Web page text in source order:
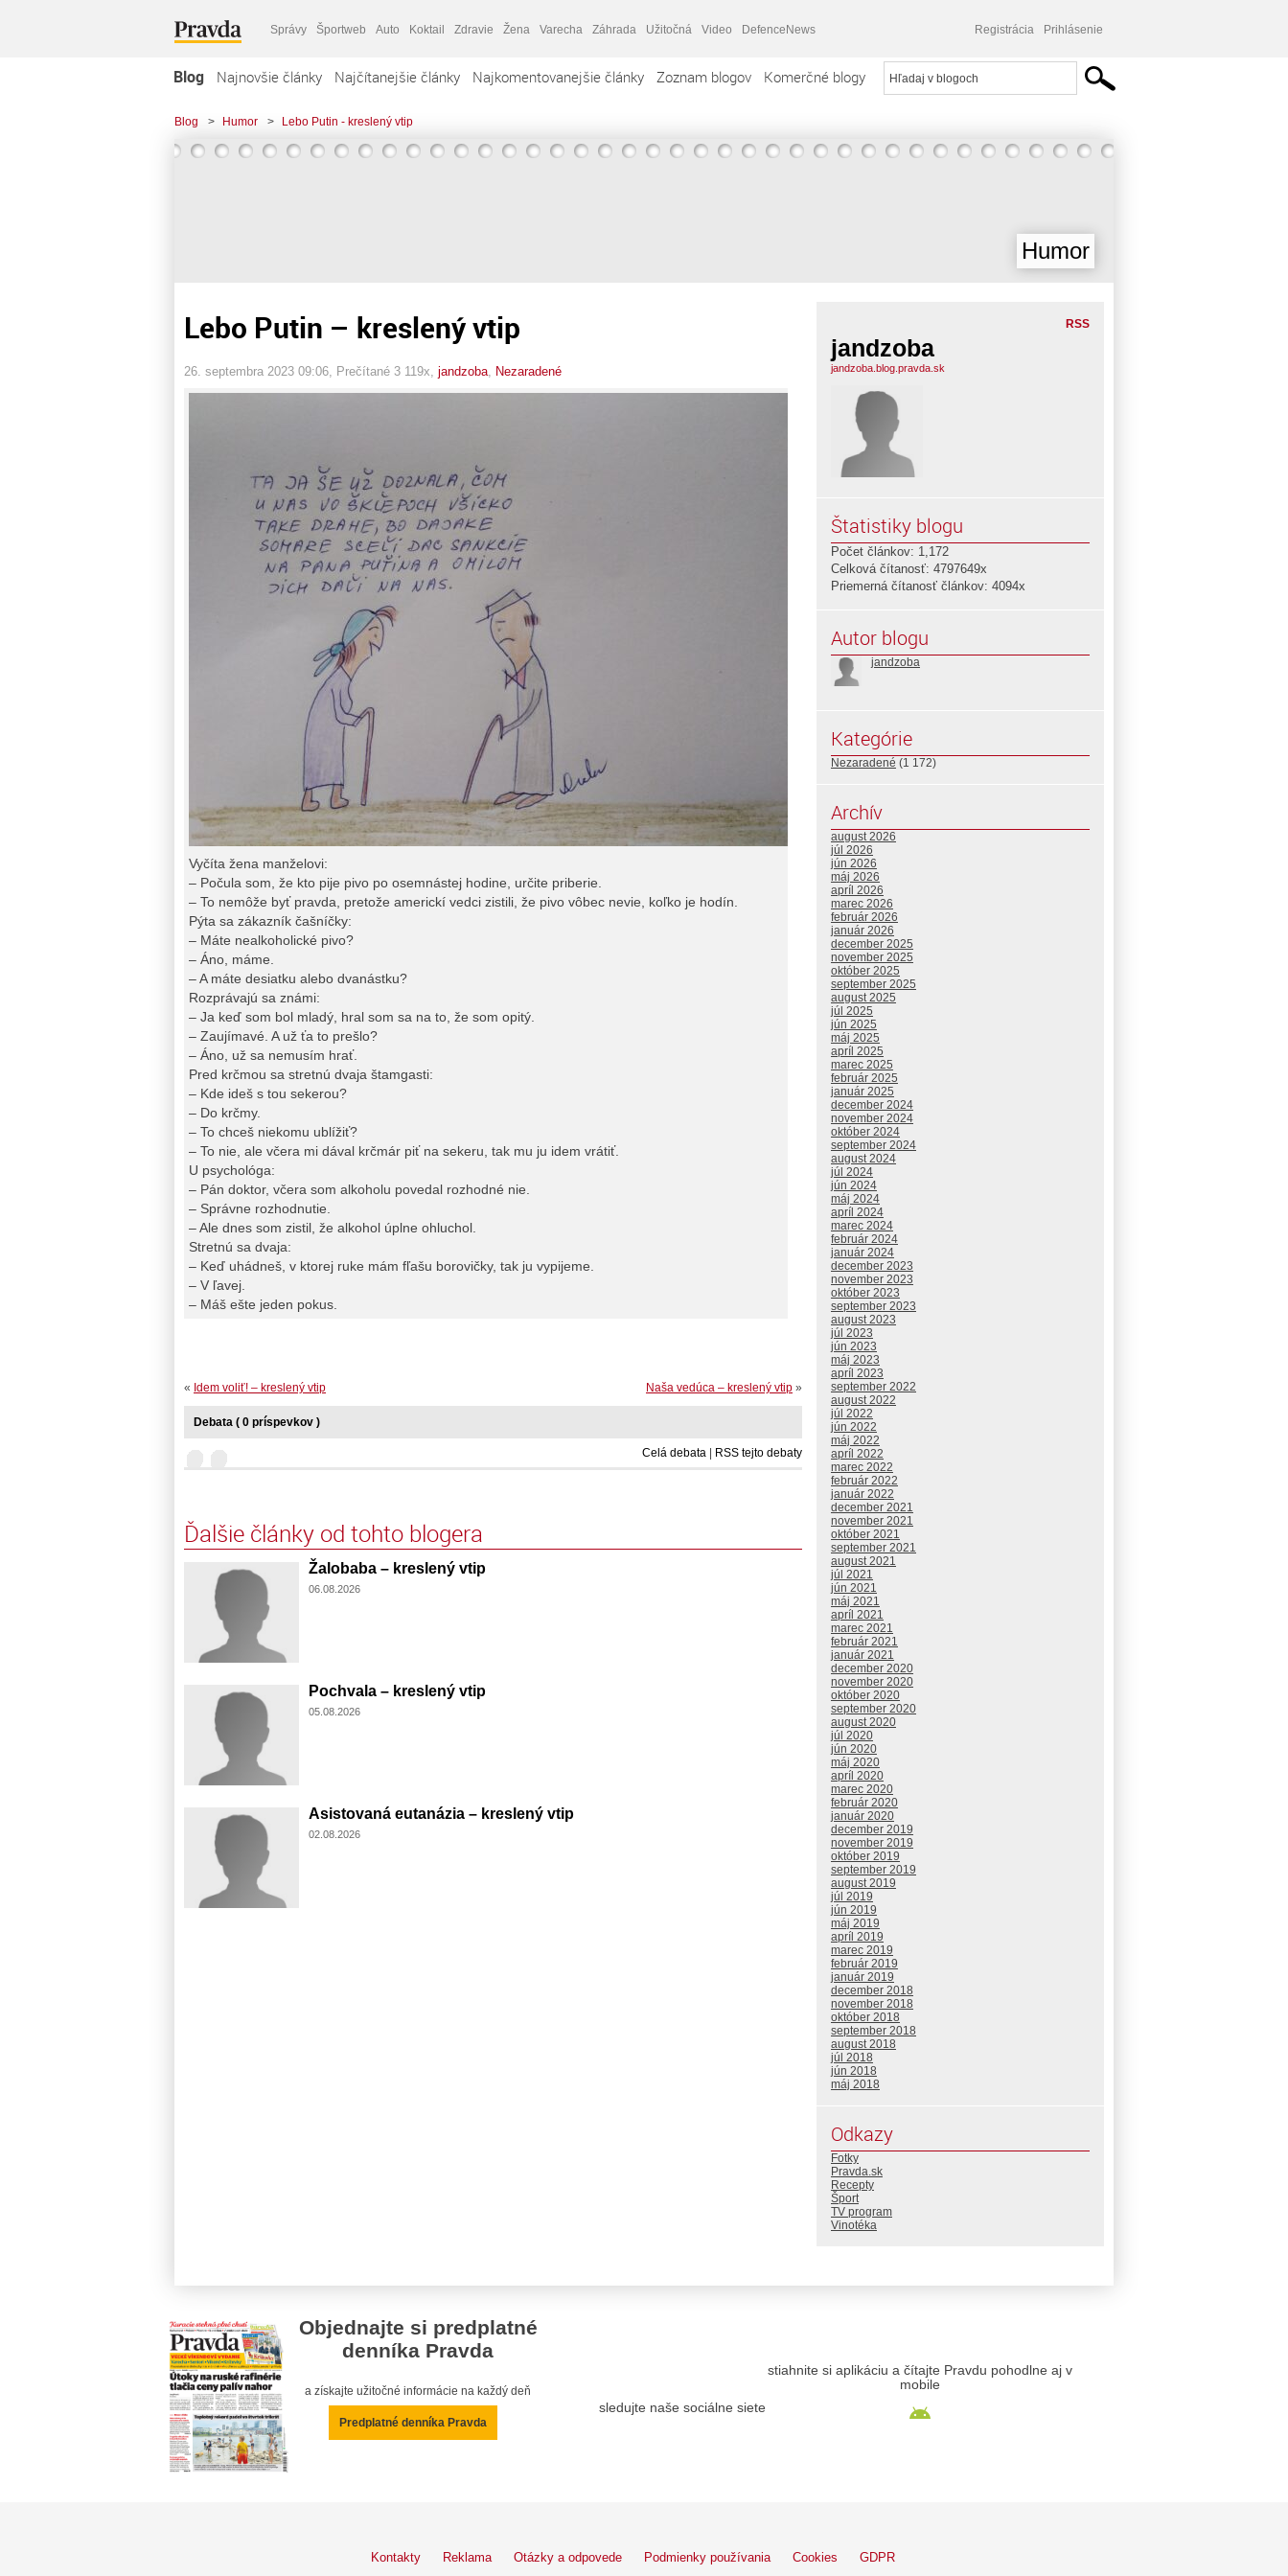
Správy Športweb Auto Koktail Zdravie Žena Varecha Záhrada Užitočná Video DefenceNews Registrácia Prihlásenie
Blog Najnovšie články Najčítanejšie články Najkomentovanejšie články Zoznam blogov Komerčné blogy
Blog > Humor > Lebo Putin - kreslený vtip
Humor
Lebo Putin – kreslený vtip
26. septembra 2023 09:06 , Prečítané 3 119x, jandzoba Nezaradené
Vyčíta žena manželovi:
– Počula som, že kto pije pivo po osemnástej hodine, určite priberie.
– To nemôže byť pravda, pretože americkí vedci zistili, že pivo vôbec nevie, koľko je hodín.
Pýta sa zákazník čašníčky:
– Máte nealkoholické pivo?
– Áno, máme.
– A máte desiatku alebo dvanástku?
Rozprávajú sa známi:
– Ja keď som bol mladý, hral som sa na to, že som opitý.
– Zaujímavé. A už ťa to prešlo?
– Áno, už sa nemusím hrať.
Pred krčmou sa stretnú dvaja štamgasti:
– Kde ideš s tou sekerou?
– Do krčmy.
– To chceš niekomu ublížiť?
– To nie, ale včera mi dával krčmár piť na sekeru, tak mu ju idem vrátiť.
U psychológa:
– Pán doktor, včera som alkoholu povedal rozhodné nie.
– Správne rozhodnutie.
– Ale dnes som zistil, že alkohol úplne ohluchol.
Stretnú sa dvaja:
– Keď uhádneš, v ktorej ruke mám fľašu borovičky, tak ju vypijeme.
– V ľavej.
– Máš ešte jeden pokus.
Naša vedúca – kreslený vtip »
« Idem voliť! – kreslený vtip
Debata ( 0 príspevkov )
Celá debata | RSS tejto debaty
Ďalšie články od tohto blogera
Žalobaba – kreslený vtip
06.08.2026
Pochvala – kreslený vtip
05.08.2026
Asistovaná eutanázia – kreslený vtip
02.08.2026
RSS
jandzoba
jandzoba.blog.pravda.sk
Štatistiky blogu
Počet článkov: 1,172
Celková čítanosť: 4797649x
Priemerná čítanosť článkov: 4094x
Autor blogu
jandzoba
Kategórie
Nezaradené (1 172)
Archív
august 2026
júl 2026
jún 2026
máj 2026
apríl 2026
marec 2026
február 2026
január 2026
december 2025
november 2025
október 2025
september 2025
august 2025
júl 2025
jún 2025
máj 2025
apríl 2025
marec 2025
február 2025
január 2025
december 2024
november 2024
október 2024
september 2024
august 2024
júl 2024
jún 2024
máj 2024
apríl 2024
marec 2024
február 2024
január 2024
december 2023
november 2023
október 2023
september 2023
august 2023
júl 2023
jún 2023
máj 2023
apríl 2023
september 2022
august 2022
júl 2022
jún 2022
máj 2022
apríl 2022
marec 2022
február 2022
január 2022
december 2021
november 2021
október 2021
september 2021
august 2021
júl 2021
jún 2021
máj 2021
apríl 2021
marec 2021
február 2021
január 2021
december 2020
november 2020
október 2020
september 2020
august 2020
júl 2020
jún 2020
máj 2020
apríl 2020
marec 2020
február 2020
január 2020
december 2019
november 2019
október 2019
september 2019
august 2019
júl 2019
jún 2019
máj 2019
apríl 2019
marec 2019
február 2019
január 2019
december 2018
november 2018
október 2018
september 2018
august 2018
júl 2018
jún 2018
máj 2018
Odkazy
Fotky
Pravda.sk
Recepty
Šport
TV program
Vinotéka
Objednajte si predplatné
denníka Pravda
a získajte užitočné informácie na každý deň
Predplatné denníka Pravda
sledujte naše sociálne siete
stiahnite si aplikáciu a čítajte Pravdu pohodlne aj v
mobile
Kontakty Reklama Otázky a odpovede Podmienky používania Cookies GDPR